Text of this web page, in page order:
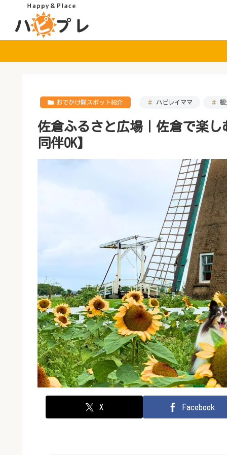
おでかけ隊スポット紹介 ハピレイママ 観
佐倉ふるさと広場｜佐倉で楽
同伴OK】
X Facebook